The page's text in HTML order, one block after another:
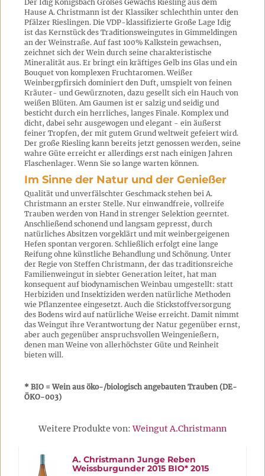
Der Idig Königsbach Großes Gewächs Riesling aus dem
Hause A. Christmann ist der Klassiker schlechthin unter den
Pfälzer Rieslingen. Die VDP-klassifizierte Große Lage Idig
ist das Kernstück des Traditionsweingutes in Gimmeldingen
an der Weinstraße. Auf fast 100% Kalkstein gewachsen,
zeichnet sich der Wein durch seine charakteristische
Mineralität aus. Er bringt ein kräftiges Gelb ins Glas und ein
Bouquet von komplexen Fruchtaromen. Weißer
Weinbergpfirsich dominiert den Duft, umspielt von feinen
Kräuter- und Gewürznoten, dazu gesellt sich ein Hauch von
weißen Blüten. Am Gaumen ist er salzig und seidig und
besticht durch ein herrliches, langes Finale. Komplex und
dicht, dabei sehr ausgewogen und elegant - ein äußerst
feiner Tropfen, der mit gutem Grund weltweit gefeiert wird.
Der große Riesling kann bereits jetzt genossen werden, seine
wahre Güte erreicht er allerdings erst nach einigen Jahren
Flaschenlager. Wenn Sie so lange warten können.
Im Sinne der Natur und der Genießer
Qualität und unverfälschter Geschmack stehen bei A.
Christmann an erster Stelle. Nur einwandfreie, vollreife
Trauben werden von Hand in strenger Selektion geerntet.
Anschließend schonend und langsam gepresst, durch
natürliches Absitzen vorgeklärt und mit weinbergeigenen
Hefen spontan vergoren. Schließlich erfolgt eine lange
Reifung ohne künstliche Behandlung und Schönung. Unter
der Regie von Steffen Christmann, der das traditionsreiche
Familienweingut in siebter Generation leitet, hat man
konsequent auf biodynamischen Weinbau umgestellt: statt
Herbiziden und Insektiziden werden natürliche Methoden
wie Pflanzentee eingesetzt. Auch die Stickstoffversorgung
des Bodens wird auf natürliche Weise erreicht. Damit nimmt
das Weingut ihre Verantwortung der Natur gegenüber ernst,
aber auch gegenüber anspruchsvollen Weingenießern,
denen man Weine von allerhöchster Güte und Reinheit
bieten will.
* BIO = Wein aus öko-/biologisch angebauten Trauben (DE-
ÖKO-003)
Weitere Produkte von:Weingut A.Christmann
A. Christmann Junge Reben
Weissburgunder 2015 BIO* 2015